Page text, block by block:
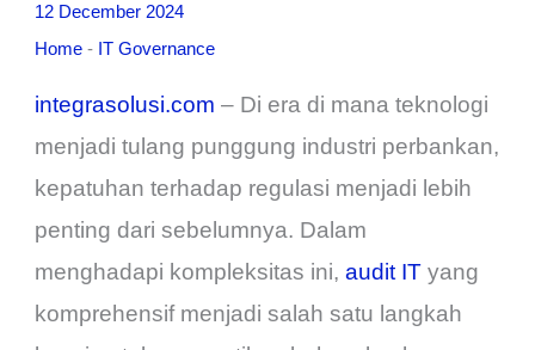
12 December 2024
Home - IT Governance
integrasolusi.com – Di era di mana teknologi
menjadi tulang punggung industri perbankan,
kepatuhan terhadap regulasi menjadi lebih
penting dari sebelumnya. Dalam
menghadapi kompleksitas ini,audit IT yang
komprehensif menjadi salah satu langkah